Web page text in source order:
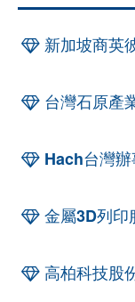
新加坡商英
台灣石原產
Hach台灣
金屬3D列印
高柏科技股